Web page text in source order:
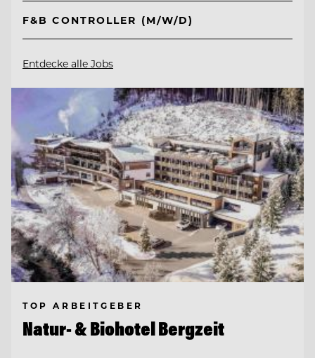
F&B CONTROLLER (M/W/D)
Entdecke alle Jobs
TOP ARBEITGEBER
Natur- & Biohotel Bergzeit